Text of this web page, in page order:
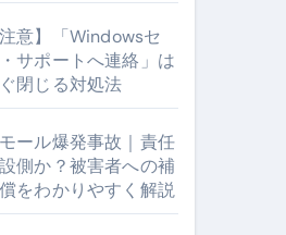
雑学 #ナレーター #小林将大
注意】「Windowsセ
サポートへ連絡」は
閉じる対処法
ール爆発事故｜責任
側か？被害者への補
をわかりやすく解説